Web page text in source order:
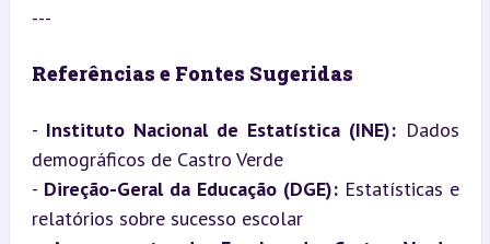
---
Referências e Fontes Sugeridas
- Instituto Nacional de Estatística (INE): Dados
demográficos de Castro Verde
- Direção-Geral da Educação (DGE): Estatísticas e
relatórios sobre sucesso escolar